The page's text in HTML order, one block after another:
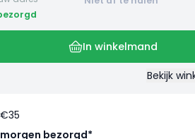
In winkelmand
Bekijk
morgen bezorgd*